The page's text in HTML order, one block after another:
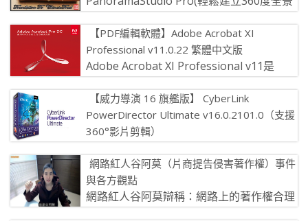
軟體，能通過 […]
【PDF編輯軟體】Adobe Acrobat XI
Professional v11.0.22 繁體中文版
Adobe Acrobat XI Professional v11是
【威力導演 16 旗艦版】 CyberLink
PowerDirector Ultimate v16.0.2101.0（支援
360°影片剪輯）
落格網站，並與所有人分享您的電影。 訊連科技威力導演
進階寬屏和高清晰 […]
網路紅人谷阿莫（片商提告侵害著作權）事件
與各方觀點
網路紅人谷阿莫辯稱：網路上的著作權合理